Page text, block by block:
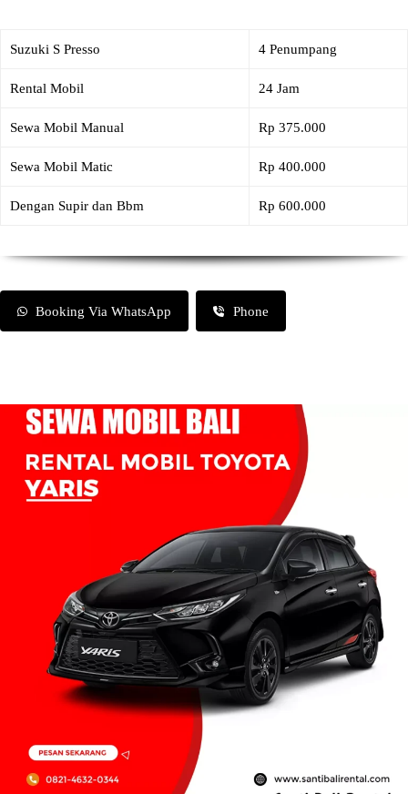
Suzuki S Presso 4 Penumpang
Rental Mobil 24 Jam
Sewa Mobil Manual Rp 375.000
Sewa Mobil Matic Rp 400.000
Dengan Supir dan Bbm Rp 600.000
Booking Via WhatsApp Phone